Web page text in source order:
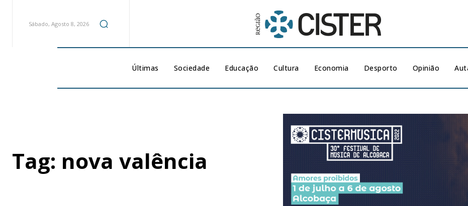
Sábado, Agosto 8, 2026
Últimas Sociedade Educação Cultura Economia Desporto Opinião
Tag: nova valência